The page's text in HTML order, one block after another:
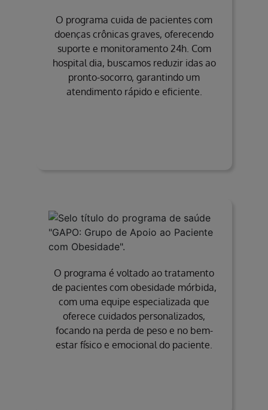
O programa cuida de pacientes com
doenças crônicas graves, oferecendo
suporte e monitoramento 24h. Com
hospital dia, buscamos reduzir idas ao
pronto-socorro, garantindo um
atendimento rápido e eficiente.
O programa é voltado ao tratamento
de pacientes com obesidade mórbida,
com uma equipe especializada que
oferece cuidados personalizados,
focando na perda de peso e no bem-
estar físico e emocional do paciente.